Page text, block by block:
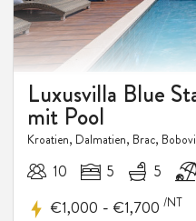
Luxusvilla Blue
mit Pool
Kroatien, Dalmatien, Brac,
10 5 5
€1,000 - €1,700 /NT